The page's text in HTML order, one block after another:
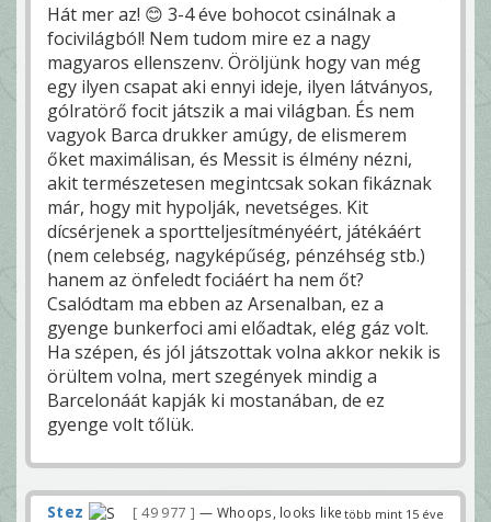
Hát mer az! 😊 3-4 éve bohocot csinálnak a
focivilágból! Nem tudom mire ez a nagy
magyaros ellenszenv. Öröljünk hogy van még
egy ilyen csapat aki ennyi ideje, ilyen látványos,
gólratörő focit játszik a mai világban. És nem
vagyok Barca drukker amúgy, de elismerem
őket maximálisan, és Messit is élmény nézni,
akit természetesen megintcsak sokan fikáznak
már, hogy mit hypolják, nevetséges. Kit
dícsérjenek a sportteljesítményéért, játékáért
(nem celebség, nagyképűség, pénzéhség stb.)
hanem az önfeledt fociáért ha nem őt?
Csalódtam ma ebben az Arsenalban, ez a
gyenge bunkerfoci ami előadtak, elég gáz volt.
Ha szépen, és jól játszottak volna akkor nekik is
örültem volna, mert szegények mindig a
Barcelonáát kapják ki mostanában, de ez
gyenge volt tőlük.
több mint 15 éve
Stez 49 977
— Whoops, looks like